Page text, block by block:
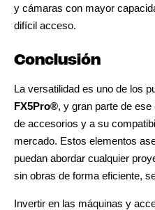
y cámaras con mayor
difícil acceso.
Conclusión
La versatilidad es uno de los
FX5Pro®, y gran parte de
de accesorios y a su
mercado. Estos elementos
puedan abordar cualquier
sin obras de forma eficiente,
Invertir en las máquinas y